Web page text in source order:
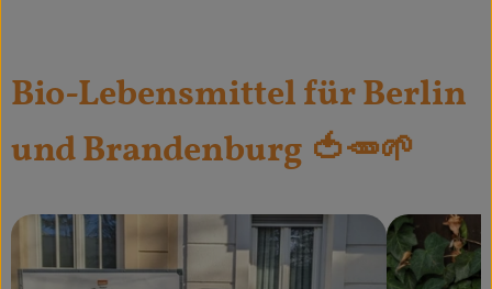
Bio-Lebensmittel für Berlin
und Brandenburg 🍅🥕🌱